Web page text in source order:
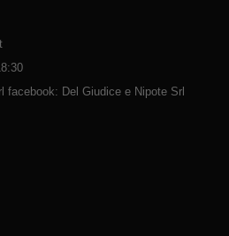
facebook: Del Giudice e Nipote Srl